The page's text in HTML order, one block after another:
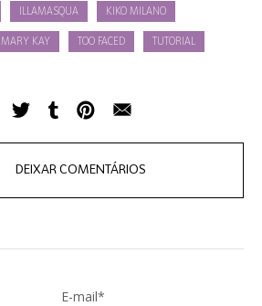
ILLAMASQUA KIKO MILANO
MARY KAY TOO FACED TUTORIAL
DEIXAR COMENTÁRIOS
E-mail*